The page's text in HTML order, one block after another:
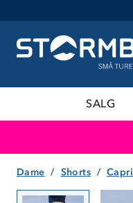
SALG
Dame Shorts Capri